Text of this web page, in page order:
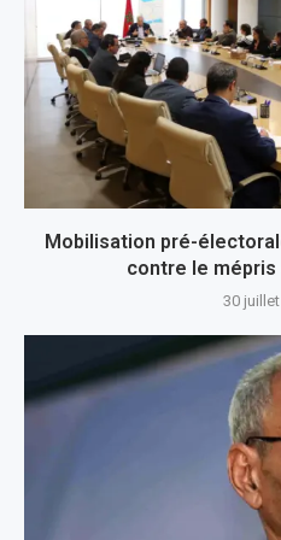
Mobilisation pré-
contre le mépris
30